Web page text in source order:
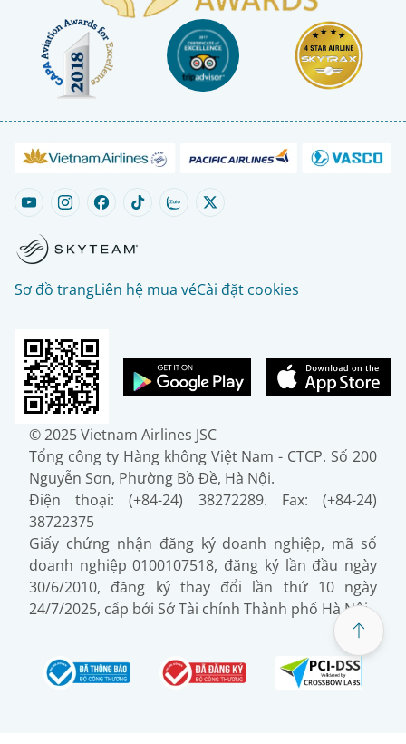
Sơ đồ trangLiên hệ mua véCài đặt cookies
© 2025 Vietnam Airlines JSC
Tổng công ty Hàng không Việt Nam - CTCP. Số 200
Nguyễn Sơn, Phường Bồ Đề, Hà Nội.
Điện thoại: (+84-24) 38272289. Fax: (+84-24)
38722375
Giấy chứng nhận đăng ký doanh nghiệp, mã số
doanh nghiệp 0100107518, đăng ký lần đầu ngày
30/6/2010, đăng ký thay đổi lần thứ 10 ngày
24/7/2025, cấp bởi Sở Tài chính Thành phố Hà Nội.